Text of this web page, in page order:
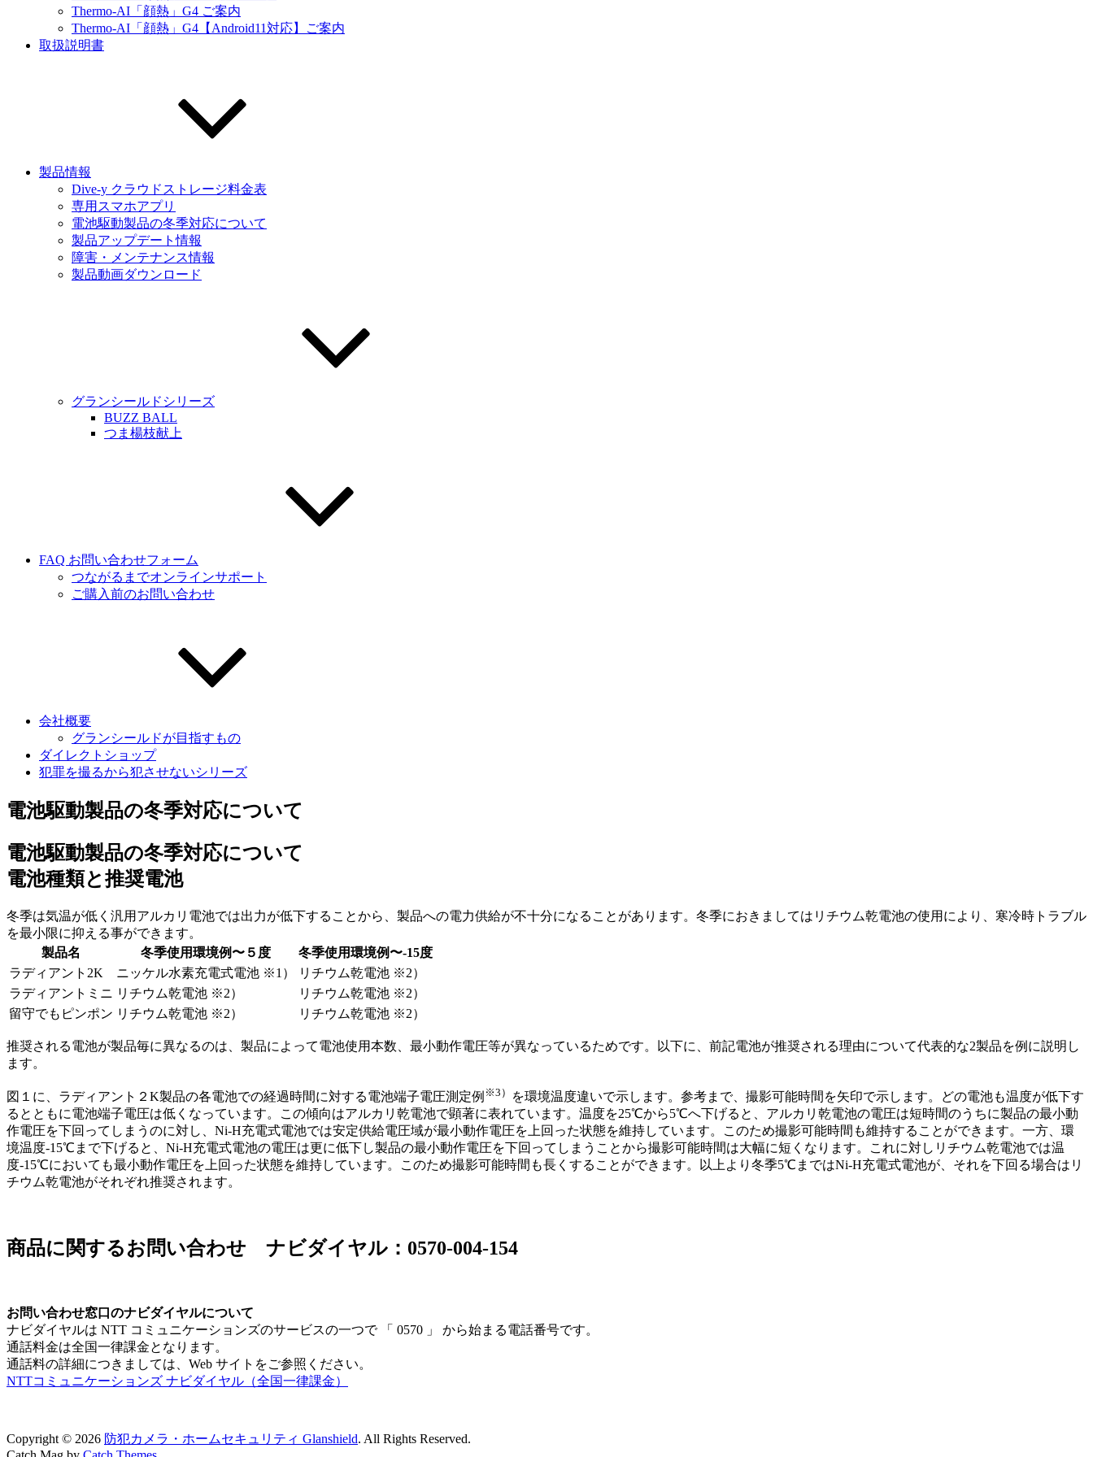
Thermo-AI「顔熱」G4 ご案内
Thermo-AI「顔熱」G4【Android11対応】ご案内
取扱説明書
製品情報
Dive-y クラウドストレージ料金表
専用スマホアプリ
電池駆動製品の冬季対応について
製品アップデート情報
障害・メンテナンス情報
製品動画ダウンロード
グランシールドシリーズ
BUZZ BALL
つま楊枝献上
FAQ お問い合わせフォーム
つながるまでオンラインサポート
ご購入前のお問い合わせ
会社概要
グランシールドが目指すもの
ダイレクトショップ
犯罪を撮るから犯させないシリーズ
電池駆動製品の冬季対応について
電池駆動製品の冬季対応について
電池種類と推奨電池
冬季は気温が低く汎用アルカリ電池では出力が低下することから、製品への電力供給が不十分になることがあります。冬季におきましてはリチウム乾電池の使用により、寒冷時トラブル
を最小限に抑える事ができます。
製品名
冬季使用環境例〜５度
冬季使用環境例〜-15度
ラディアント2K
ニッケル水素充電式電池 ※1）
リチウム乾電池 ※2）
ラディアントミニ リチウム乾電池 ※2）
リチウム乾電池 ※2）
留守でもピンポン リチウム乾電池 ※2） リチウム乾電池 ※2）
推奨される電池が製品毎に異なるのは、製品によって電池使用本数、最小動作電圧等が異なっているためです。以下に、前記電池が推奨される理由について代表的な2製品を例に説明し
ます。
図１に、ラディアント２K製品の各電池での経過時間に対する電池端子電圧測定例 ※3）
を環境温度違いで示します。参考まで、撮影可能時間を矢印で示します。どの電池も温度が低下す
るとともに電池端子電圧は低くなっています。この傾向はアルカリ乾電池で顕著に表れています。温度を25℃から5℃へ下げると、アルカリ乾電池の電圧は短時間のうちに製品の最小動
作電圧を下回ってしまうのに対し、Ni-H充電式電池では安定供給電圧域が最小動作電圧を上回った状態を維持しています。このため撮影可能時間も維持することができます。一方、環
境温度-15℃まで下げると、Ni-H充電式電池の電圧は更に低下し製品の最小動作電圧を下回ってしまうことから撮影可能時間は大幅に短くなります。これに対しリチウム乾電池では温
度-15℃においても最小動作電圧を上回った状態を維持しています。このため撮影可能時間も長くすることができます。以上より冬季5℃まではNi-H充電式電池が、それを下回る場合はリ
チウム乾電池がそれぞれ推奨されます。
商品に関するお問い合わせ ナビダイヤル：0570-004-154
お問い合わせ窓口のナビダイヤルについて
ナビダイヤルは NTT コミュニケーションズのサービスの一つで 「 0570 」 から始まる電話番号です。
通話料金は全国一律課金となります。
通話料の詳細につきましては、Web サイトをご参照ください。
NTTコミュニケーションズ ナビダイヤル（全国一律課金）
Copyright © 2026 防犯カメラ・ホームセキュリティ Glanshield. All Rights Reserved.